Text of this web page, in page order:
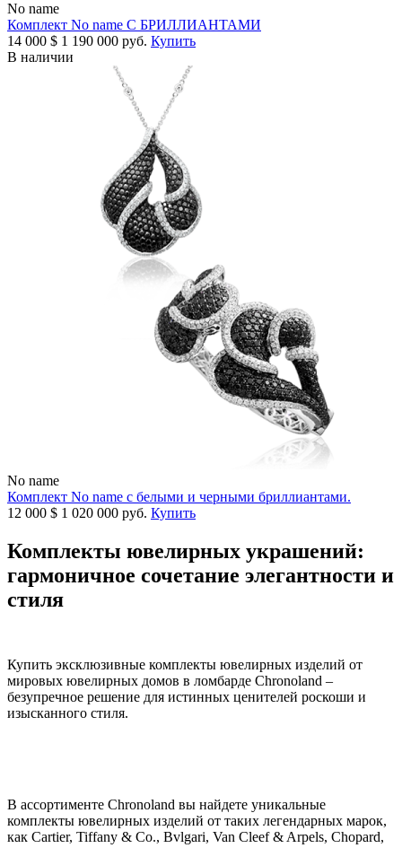
No name
Комплект No name С БРИЛЛИАНТАМИ
14 000 $ 1 190 000 руб. Купить
В наличии
No name
Комплект No name с белыми и черными бриллиантами.
12 000 $ 1 020 000 руб. Купить
Комплекты ювелирных украшений:
гармоничное сочетание элегантности и
стиля
Купить эксклюзивные комплекты ювелирных изделий от
мировых ювелирных домов в ломбарде Chronoland –
безупречное решение для истинных ценителей роскоши и
изысканного стиля.
В ассортименте Chronoland вы найдете уникальные
комплекты ювелирных изделий от таких легендарных марок,
как Cartier, Tiffany & Co., Bvlgari, Van Cleef & Arpels, Chopard,